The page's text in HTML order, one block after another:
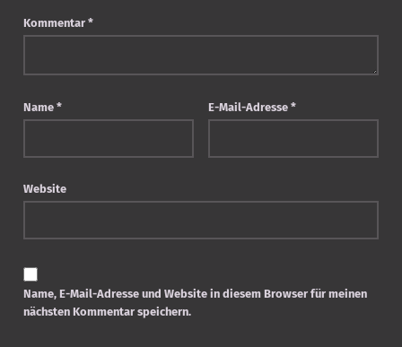
Kommentar *
Name * E-Mail-Adresse *
Website
Name, E-Mail-Adresse und Website in diesem Browser für meinen
nächsten Kommentar speichern.